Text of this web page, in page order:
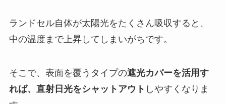
ランドセル自体が太陽光をたくさん吸収すると、
中の温度まで上昇してしまいがちです。
そこで、表面を覆うタイプの遮光カバーを活用す
れば、直射日光をシャットアウト しやすくなりま